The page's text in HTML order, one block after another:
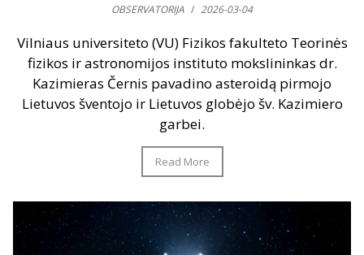
OBSERVATORIJA / 2026-03-04
Vilniaus universiteto (VU) Fizikos fakulteto Teorinės
fizikos ir astronomijos instituto mokslininkas dr.
Kazimieras Černis pavadino asteroidą pirmojo
Lietuvos šventojo ir Lietuvos globėjo šv. Kazimiero
garbei.
Read More